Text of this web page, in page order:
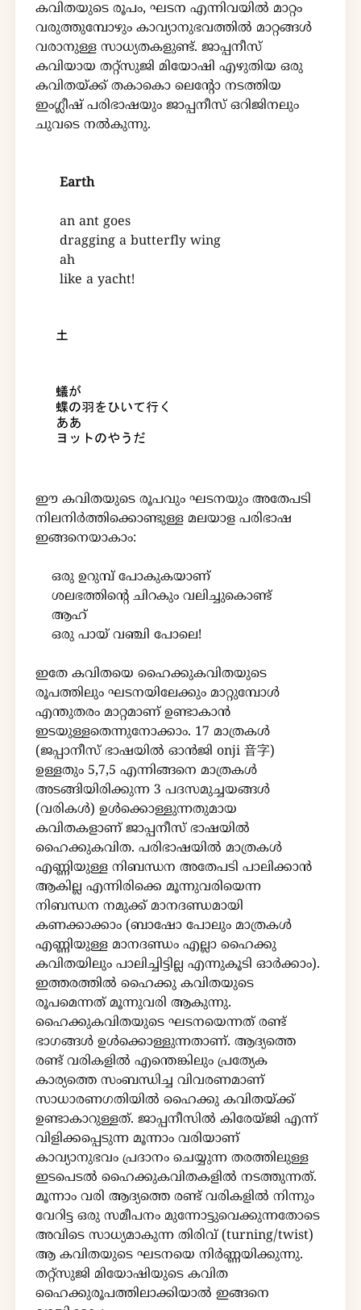
കവിതയുടെ രൂപം, ഘടന എന്നിവയിൽ മാറ്റം
വരുത്തുമ്പോഴും കാവ്യാനുഭവത്തിൽ മാറ്റങ്ങൾ
വരാനുള്ള സാധ്യതകളുണ്ട്. ജാപ്പനീസ്
കവിയായ തറ്റ്സുജി മിയോഷി എഴുതിയ ഒരു
കവിതയ്ക്ക് തകാകൊ ലെൻ്റോ നടത്തിയ
ഇംഗ്ലീഷ് പരിഭാഷയും ജാപ്പനീസ് ഒറിജിനലും
ചുവടെ നൽകുന്നു.
Earth
an ant goes
dragging a butterfly wing
ah
like a yacht!
ഈ കവിതയുടെ രൂപവും ഘടനയും അതേപടി
നിലനിർത്തിക്കൊണ്ടുള്ള മലയാള പരിഭാഷ
ഇങ്ങനെയാകാം:
ഒരു ഉറുമ്പ് പോകുകയാണ്
ശലഭത്തിൻ്റെ ചിറകും വലിച്ചുകൊണ്ട്
ആഹ്
ഒരു പായ് വഞ്ചി പോലെ!
ഇതേ കവിതയെ ഹൈക്കുകവിതയുടെ
രൂപത്തിലും ഘടനയിലേക്കും മാറ്റുമ്പോൾ
എന്തുതരം മാറ്റമാണ് ഉണ്ടാകാൻ
ഇടയുള്ളതെന്നുനോക്കാം. 17 മാത്രകൾ
(ജപ്പാനീസ് ഭാഷയിൽ ഓൻജി onji 音字)
ഉള്ളതും 5,7,5 എന്നിങ്ങനെ മാത്രകൾ
അടങ്ങിയിരിക്കുന്ന 3 പദസമുച്ചയങ്ങൾ
(വരികൾ) ഉൾക്കൊള്ളുന്നതുമായ
കവിതകളാണ് ജാപ്പനീസ് ഭാഷയിൽ
ഹൈക്കുകവിത. പരിഭാഷയിൽ മാത്രകൾ
എണ്ണിയുള്ള നിബന്ധന അതേപടി പാലിക്കാൻ
ആകില്ല എന്നിരിക്കെ മൂന്നുവരിയെന്ന
നിബന്ധന നമുക്ക് മാനദണ്ഡമായി
കണക്കാക്കാം (ബാഷോ പോലും മാത്രകൾ
എണ്ണിയുള്ള മാനദണ്ഡം എല്ലാ ഹൈക്കു
കവിതയിലും പാലിച്ചിട്ടില്ല എന്നുകൂടി ഓർക്കാം).
ഇത്തരത്തിൽ ഹൈക്കു കവിതയുടെ
രൂപമെന്നത് മൂന്നുവരി ആകുന്നു.
ഹൈക്കുകവിതയുടെ ഘടനയെന്നത് രണ്ട്
ഭാഗങ്ങൾ ഉൾക്കൊള്ളുന്നതാണ്. ആദ്യത്തെ
രണ്ട് വരികളിൽ എന്തെങ്കിലും പ്രത്യേക
കാര്യത്തെ സംബന്ധിച്ച വിവരണമാണ്
സാധാരണഗതിയിൽ ഹൈക്കു കവിതയ്ക്ക്
ഉണ്ടാകാറുള്ളത്. ജാപ്പനീസിൽ കിരേയ്ജി എന്ന്
വിളിക്കപ്പെടുന്ന മൂന്നാം വരിയാണ്
കാവ്യാനുഭവം പ്രദാനം ചെയ്യുന്ന തരത്തിലുള്ള
ഇടപെടൽ ഹൈക്കുകവിതകളിൽ നടത്തുന്നത്.
മൂന്നാം വരി ആദ്യത്തെ രണ്ട് വരികളിൽ നിന്നും
വേറിട്ട ഒരു സമീപനം മുന്നോട്ടുവെക്കുന്നതോടെ
അവിടെ സാധ്യമാകുന്ന തിരിവ് (turning/twist)
ആ കവിതയുടെ ഘടനയെ നിർണ്ണയിക്കുന്നു.
തറ്റ്സുജി മിയോഷിയുടെ കവിത
ഹൈക്കുരൂപത്തിലാക്കിയാൽ ഇങ്ങനെ